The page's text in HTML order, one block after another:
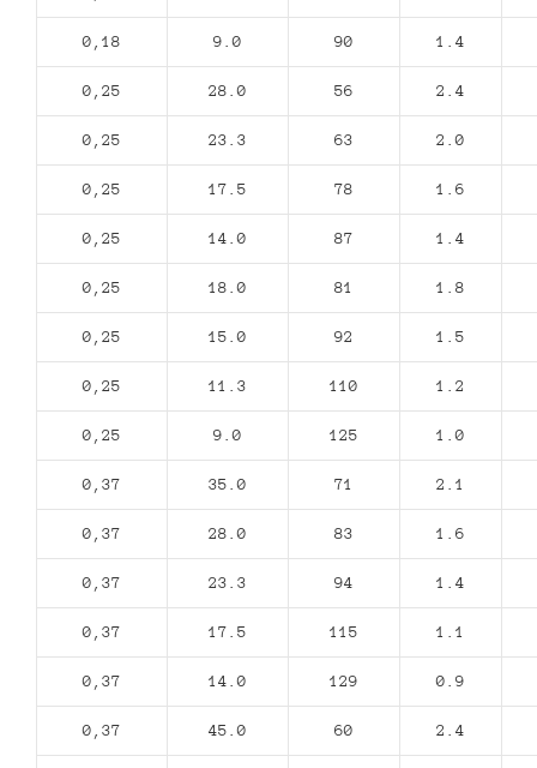
0,18 9.0 90 1.4
0,25 28.0 56 2.4
0,25 23.3 63 2.0
0,25 17.5 78 1.6
0,25 14.0 87 1.4
0,25 18.0 81 1.8
0,25 15.0 92 1.5
0,25 11.3 110 1.2
0,25 9.0 125 1.0
0,37 35.0 71 2.1
0,37 28.0 83 1.6
0,37 23.3 94 1.4
0,37 17.5 115 1.1
0,37 14.0 129 0.9
0,37 45.0 60 2.4